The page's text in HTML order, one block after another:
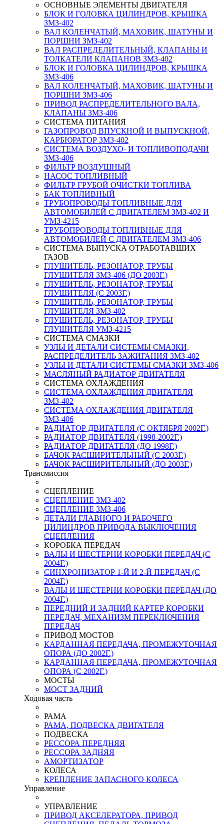
ОСНОВНЫЕ ЭЛЕМЕНТЫ ДВИГАТЕЛЯ
БЛОК И ГОЛОВКА ЦИЛИНДРОВ, КРЫШКА
ЗМЗ-402
ВАЛ КОЛЕНЧАТЫЙ, МАХОВИК, ШАТУНЫ И
ПОРШНИ ЗМЗ-402
ВАЛ РАСПРЕДЕЛИТЕЛЬНЫЙ, КЛАПАНЫ И
ТОЛКАТЕЛИ КЛАПАНОВ ЗМЗ-402
БЛОК И ГОЛОВКА ЦИЛИНДРОВ, КРЫШКА
ЗМЗ-406
ВАЛ КОЛЕНЧАТЫЙ, МАХОВИК, ШАТУНЫ И
ПОРШНИ ЗМЗ-406
ПРИВОД РАСПРЕДЕЛИТЕЛЬНОГО ВАЛА,
КЛАПАНЫ ЗМЗ-406
СИСТЕМА ПИТАНИЯ
ГАЗОПРОВОД ВПУСКНОЙ И ВЫПУСКНОЙ,
КАРБЮРАТОР ЗМЗ-402
СИСТЕМА ВОЗДУХО- И ТОПЛИВОПОДАЧИ
ЗМЗ-406
ФИЛЬТР ВОЗДУШНЫЙ
НАСОС ТОПЛИВНЫЙ
ФИЛЬТР ГРУБОЙ ОЧИСТКИ ТОПЛИВА
БАК ТОПЛИВНЫЙ
ТРУБОПРОВОДЫ ТОПЛИВНЫЕ ДЛЯ
АВТОМОБИЛЕЙ С ДВИГАТЕЛЕМ ЗМЗ-402 И
УМЗ-4215
ТРУБОПРОВОДЫ ТОПЛИВНЫЕ ДЛЯ
АВТОМОБИЛЕЙ С ДВИГАТЕЛЕМ ЗМЗ-406
СИСТЕМА ВЫПУСКА ОТРАБОТАВШИХ
ГАЗОВ
ГЛУШИТЕЛЬ, РЕЗОНАТОР, ТРУБЫ
ГЛУШИТЕЛЯ ЗМЗ-406 (ДО 2003Г.)
ГЛУШИТЕЛЬ, РЕЗОНАТОР, ТРУБЫ
ГЛУШИТЕЛЯ (С 2003Г.)
ГЛУШИТЕЛЬ, РЕЗОНАТОР, ТРУБЫ
ГЛУШИТЕЛЯ ЗМЗ-402
ГЛУШИТЕЛЬ, РЕЗОНАТОР, ТРУБЫ
ГЛУШИТЕЛЯ УМЗ-4215
СИСТЕМА СМАЗКИ
УЗЛЫ И ДЕТАЛИ СИСТЕМЫ СМАЗКИ,
РАСПРЕДЕЛИТЕЛЬ ЗАЖИГАНИЯ ЗМЗ-402
УЗЛЫ И ДЕТАЛИ СИСТЕМЫ СМАЗКИ ЗМЗ-406
МАСЛЯНЫЙ РАДИАТОР ДВИГАТЕЛЯ
СИСТЕМА ОХЛАЖДЕНИЯ
СИСТЕМА ОХЛАЖДЕНИЯ ДВИГАТЕЛЯ
ЗМЗ-402
СИСТЕМА ОХЛАЖДЕНИЯ ДВИГАТЕЛЯ
ЗМЗ-406
РАДИАТОР ДВИГАТЕЛЯ (С ОКТЯБРЯ 2002Г.)
РАДИАТОР ДВИГАТЕЛЯ (1998-2002Г.)
РАДИАТОР ДВИГАТЕЛЯ (ДО 1998Г.)
БАЧОК РАСШИРИТЕЛЬНЫЙ (С 2003Г.)
БАЧОК РАСШИРИТЕЛЬНЫЙ (ДО 2003Г.)
Трансмиссия
СЦЕПЛЕНИЕ
СЦЕПЛЕНИЕ ЗМЗ-402
СЦЕПЛЕНИЕ ЗМЗ-406
ДЕТАЛИ ГЛАВНОГО И РАБОЧЕГО
ЦИЛИНДРОВ ПРИВОДА ВЫКЛЮЧЕНИЯ
СЦЕПЛЕНИЯ
КОРОБКА ПЕРЕДАЧ
ВАЛЫ И ШЕСТЕРНИ КОРОБКИ ПЕРЕДАЧ (С
2004Г.)
СИНХРОНИЗАТОР 1-Й И 2-Й ПЕРЕДАЧ (С
2004Г.)
ВАЛЫ И ШЕСТЕРНИ КОРОБКИ ПЕРЕДАЧ (ДО
2004Г.)
ПЕРЕДНИЙ И ЗАДНИЙ КАРТЕР КОРОБКИ
ПЕРЕДАЧ, МЕХАНИЗМ ПЕРЕКЛЮЧЕНИЯ
ПЕРЕДАЧ
ПРИВОД МОСТОВ
КАРДАННАЯ ПЕРЕДАЧА, ПРОМЕЖУТОЧНАЯ
ОПОРА (ДО 2002Г.)
КАРДАННАЯ ПЕРЕДАЧА, ПРОМЕЖУТОЧНАЯ
ОПОРА (С 2002Г.)
МОСТЫ
МОСТ ЗАДНИЙ
Ходовая часть
РАМА
РАМА, ПОДВЕСКА ДВИГАТЕЛЯ
ПОДВЕСКА
РЕССОРА ПЕРЕДНЯЯ
РЕССОРА ЗАДНЯЯ
АМОРТИЗАТОР
КОЛЕСА
КРЕПЛЕНИЕ ЗАПАСНОГО КОЛЕСА
Управление
УПРАВЛЕНИЕ
ПРИВОД АКСЕЛЕРАТОРА, ПРИВОД